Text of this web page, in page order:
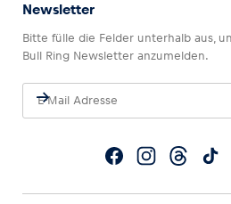
Newsletter
Bitte fülle die Felder unterhalb aus,
Bull Ring Newsletter anzumelden.